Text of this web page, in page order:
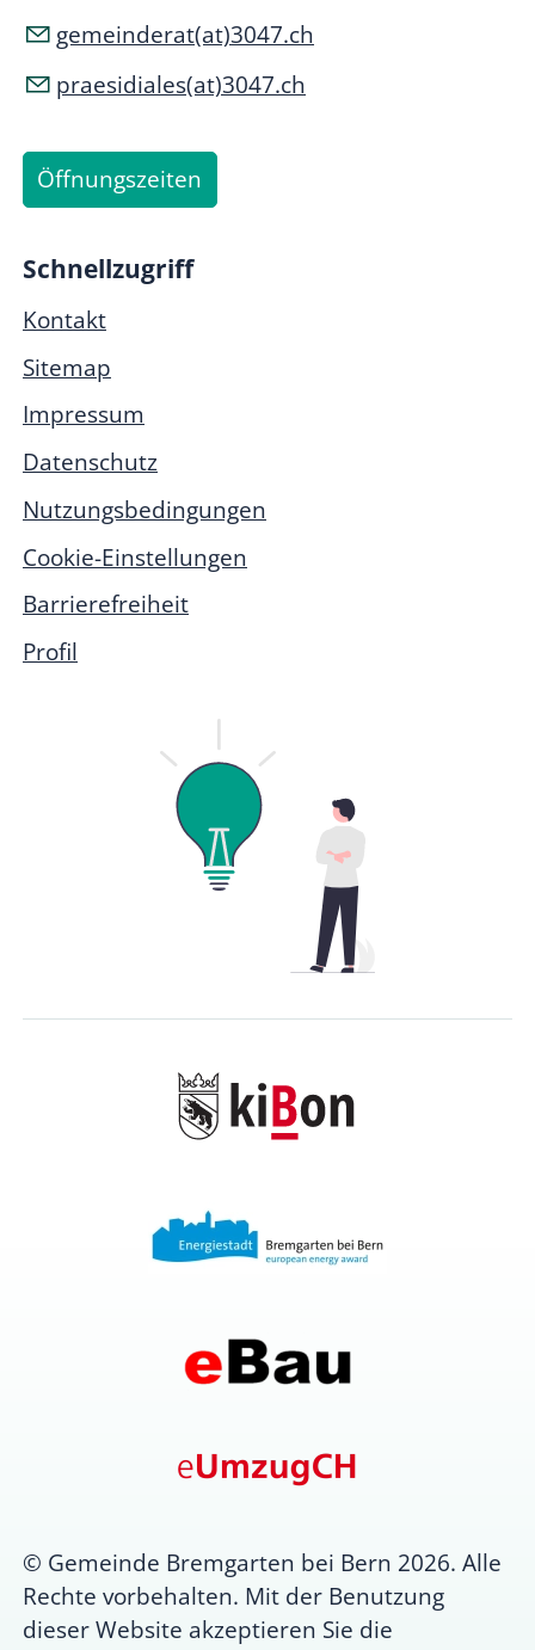
gemeinderat(at)3047.ch
praesidiales(at)3047.ch
Öffnungszeiten
Schnellzugriff
Kontakt
Sitemap
Impressum
Datenschutz
Nutzungsbedingungen
Cookie-Einstellungen
Barrierefreiheit
Profil
© Gemeinde Bremgarten bei Bern 2026. Alle
Rechte vorbehalten. Mit der Benutzung
dieser Website akzeptieren Sie die